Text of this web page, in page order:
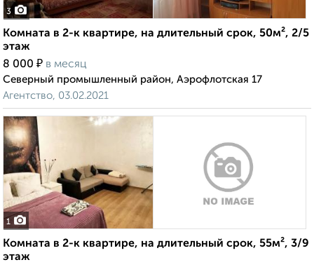
3
Комната в 2-к квартире, на длительный срок, 50м², 2/5
этаж
8 000 ₽ в месяц
Северный промышленный район, Аэрофлотская 17
Агентство, 03.02.2021
1
Комната в 2-к квартире, на длительный срок, 55м², 3/9
этаж